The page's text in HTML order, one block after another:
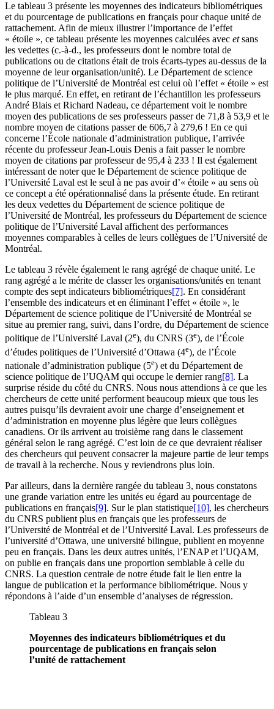
Le tableau 3 présente les moyennes des indicateurs bibliométriques
et du pourcentage de publications en français pour chaque unité de
rattachement. Afin de mieux illustrer l’importance de l’effet
« étoile », ce tableau présente les moyennes calculées avec etsans
les vedettes (c.-à-d., les professeurs dont le nombre total de
publications ou de citations était de trois écarts-types au-dessus de la
moyenne de leur organisation/unité). Le Département de science
politique de l’Université de Montréal est celui où l’effet « étoile » est
le plus marqué. En effet, en retirant de l’échantillon les professeurs
André Blais et Richard Nadeau, ce département voit le nombre
moyen des publications de ses professeurs passer de 71,8 à 53,9 et le
nombre moyen de citations passer de 606,7 à 279,6 ! En ce qui
concerne l’École nationale d’administration publique, l’arrivée
récente du professeur Jean-Louis Denis a fait passer le nombre
moyen de citations par professeur de 95,4 à 233 ! Il est également
intéressant de noter que le Département de science politique de
l’Université Laval est le seul à ne pas avoir d’« étoile » au sens où
ce concept a été opérationnalisé dans la présente étude. En retirant
les deux vedettes du Département de science politique de
l’Université de Montréal, les professeurs du Département de science
politique de l’Université Laval affichent des performances
moyennes comparables à celles de leurs collègues de l’Université de
Montréal.
Le tableau 3 révèle également le rang agrégé de chaque unité. Le
rang agrégé a le mérite de classer les organisations/unités en tenant
compte des sept indicateurs bibliométriques[7]. En considérant
l’ensemble des indicateurs et en éliminant l’effet « étoile », le
Département de science politique de l’Université de Montréal se
situe au premier rang, suivi, dans l’ordre, du Département de science
politique de l’Université Laval (2e), du CNRS (3e), de l’École
d’études politiques de l’Université d’Ottawa (4e), de l’École
nationale d’administration publique (5e) et du Département de
science politique de l’UQAM qui occupe le dernier rang[8]. La
surprise réside du côté du CNRS. Nous nous attendions à ce que les
chercheurs de cette unité performent beaucoup mieux que tous les
autres puisqu’ils devraient avoir une charge d’enseignement et
d’administration en moyenne plus légère que leurs collègues
canadiens. Or ils arrivent au troisième rang dans le classement
général selon le rang agrégé. C’est loin de ce que devraient réaliser
des chercheurs qui peuvent consacrer la majeure partie de leur temps
de travail à la recherche. Nous y reviendrons plus loin.
Par ailleurs, dans la dernière rangée du tableau 3, nous constatons
une grande variation entre les unités eu égard au pourcentage de
publications en français[9]. Sur le plan statistique[10], les chercheurs
du CNRS publient plus en français que les professeurs de
l’Université de Montréal et de l’Université Laval. Les professeurs de
l’université d’Ottawa, une université bilingue, publient en moyenne
peu en français. Dans les deux autres unités, l’ENAP et l’UQAM,
on publie en français dans une proportion semblable à celle du
CNRS. La question centrale de notre étude fait le lien entre la
langue de publication et la performance bibliométrique. Nous y
répondons à l’aide d’un ensemble d’analyses de régression.
Tableau 3
Moyennes des indicateurs bibliométriques et du
pourcentage de publications en français selon
l’unité de rattachement